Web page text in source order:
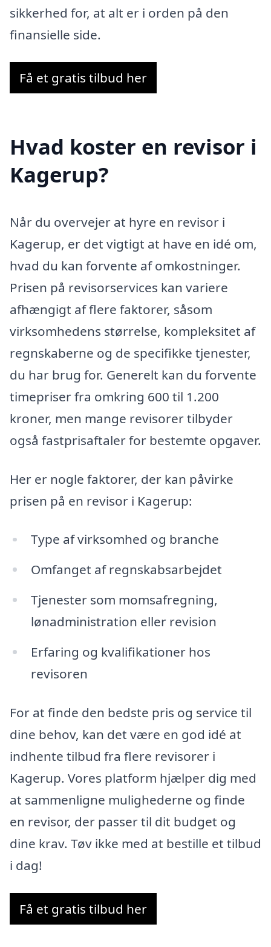
sikkerhed for, at alt er i orden på den
finansielle side.
Få et gratis tilbud her
Hvad koster en revisor i
Kagerup?
Når du overvejer at hyre en revisor i
Kagerup, er det vigtigt at have en idé om,
hvad du kan forvente af omkostninger.
Prisen på revisorservices kan variere
afhængigt af flere faktorer, såsom
virksomhedens størrelse, kompleksitet af
regnskaberne og de specifikke tjenester,
du har brug for. Generelt kan du forvente
timepriser fra omkring 600 til 1.200
kroner, men mange revisorer tilbyder
også fastprisaftaler for bestemte opgaver.
Her er nogle faktorer, der kan påvirke
prisen på en revisor i Kagerup:
Type af virksomhed og branche
Omfanget af regnskabsarbejdet
Tjenester som momsafregning,
lønadministration eller revision
Erfaring og kvalifikationer hos
revisoren
For at finde den bedste pris og service til
dine behov, kan det være en god idé at
indhente tilbud fra flere revisorer i
Kagerup. Vores platform hjælper dig med
at sammenligne mulighederne og finde
en revisor, der passer til dit budget og
dine krav. Tøv ikke med at bestille et tilbud
i dag!
Få et gratis tilbud her